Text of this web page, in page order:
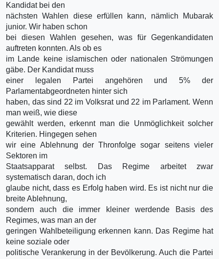
Kandidat bei den
nächsten Wahlen diese erfüllen kann, nämlich Mubarak
junior. Wir haben schon
bei diesen Wahlen gesehen, was für Gegenkandidaten
auftreten konnten. Als ob es
im Lande keine islamischen oder nationalen Strömungen
gäbe. Der Kandidat muss
einer legalen Partei angehören und 5% der
Parlamentabgeordneten hinter sich
haben, das sind 22 im Volksrat und 22 im Parlament. Wenn
man weiß, wie diese
gewählt werden, erkennt man die Unmöglichkeit solcher
Kriterien. Hingegen sehen
wir eine Ablehnung der Thronfolge sogar seitens vieler
Sektoren im
Staatsapparat selbst. Das Regime arbeitet zwar
systematisch daran, doch ich
glaube nicht, dass es Erfolg haben wird. Es ist nicht nur die
breite Ablehnung,
sondern auch die immer kleiner werdende Basis des
Regimes, was man an der
geringen Wahlbeteiligung erkennen kann. Das Regime hat
keine soziale oder
politische Verankerung in der Bevölkerung. Auch die Partei